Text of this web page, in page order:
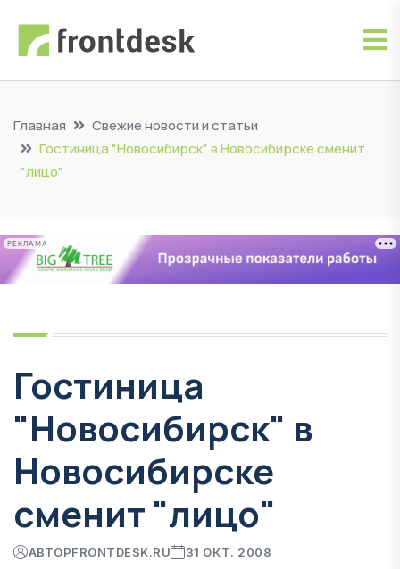
Главная
Свежие новости и статьи
Гостиница "Новосибирск" в Новосибирске сменит
"лицо"
РЕКЛАМА
Гостиница
"Новосибирск" в
Новосибирске
сменит "лицо"
АВТОРFRONTDESK.RU 31 ОКТ. 2008